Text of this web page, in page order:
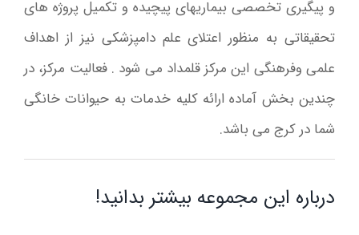
و پیگیری تخصصی بیماریهای پیچیده و تکمیل پروژه های
تحقیقاتی به منظور اعتلای علم دامپزشکی نیز از اهداف
علمی وفرهنگی این مرکز قلمداد می شود . فعالیت مرکز، در
چندین بخش آماده ارائه کلیه خدمات به حیوانات خانگی
شما در کرج می باشد.
درباره این مجموعه بیشتر بدانید!